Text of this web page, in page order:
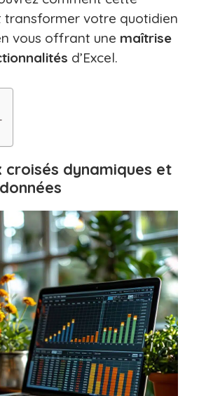
transformer votre quotidien
vous offrant une maîtrise
d’Excel.
croisés dynamiques et